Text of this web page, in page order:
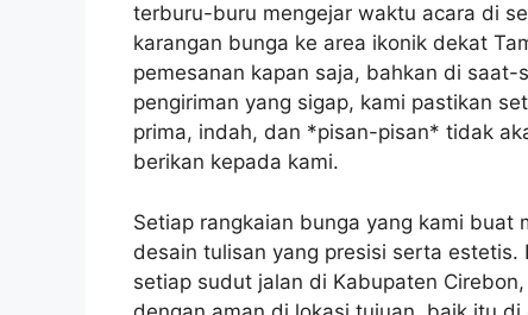
terburu-buru mengejar waktu acara di
karangan bunga ke area ikonik dekat
pemesanan kapan saja, bahkan di
pengiriman yang sigap, kami pastikan
prima, indah, dan *pisan-pisan* tidak
berikan kepada kami.
Setiap rangkaian bunga yang kami buat
desain tulisan yang presisi serta
setiap sudut jalan di Kabupaten